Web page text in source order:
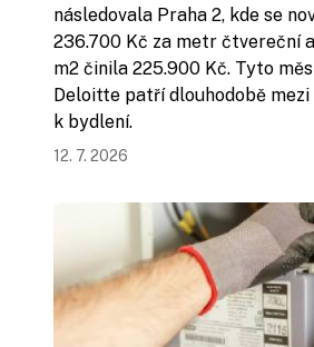
následovala Praha 2, kde se
236.700 Kč za metr čtvereční
m2 činila 225.900 Kč. Tyto
Deloitte patří dlouhodobě
k bydlení.
12. 7. 2026